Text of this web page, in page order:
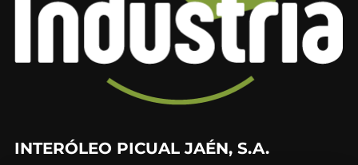
INTERÓLEO PICUAL JAÉN, S.A.